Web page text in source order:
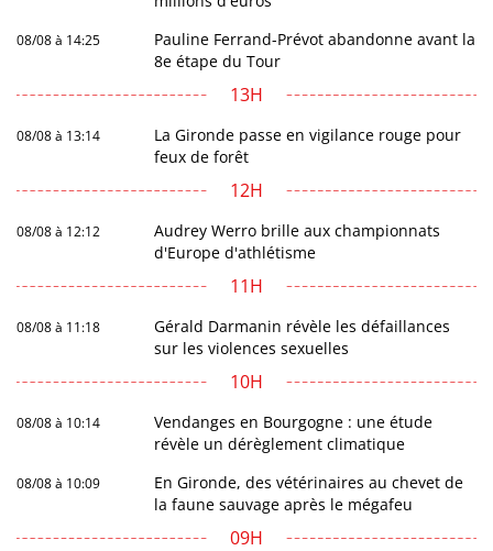
08/08 à 14:25
Pauline Ferrand-Prévot abandonne avant la
8e étape du Tour
13H
08/08 à 13:14
La Gironde passe en vigilance rouge pour
feux de forêt
12H
08/08 à 12:12
Audrey Werro brille aux championnats
d'Europe d'athlétisme
11H
08/08 à 11:18
Gérald Darmanin révèle les défaillances
sur les violences sexuelles
10H
08/08 à 10:14
Vendanges en Bourgogne : une étude
révèle un dérèglement climatique
08/08 à 10:09
En Gironde, des vétérinaires au chevet de
la faune sauvage après le mégafeu
09H